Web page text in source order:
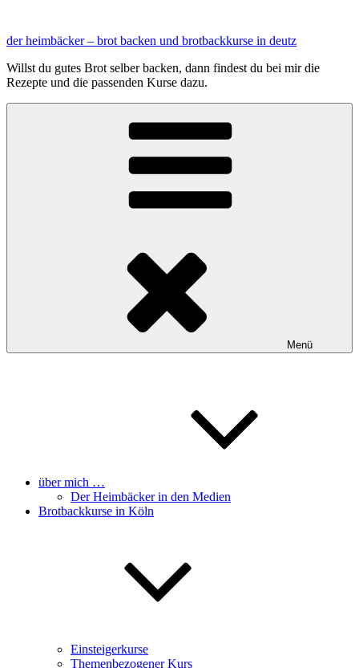
springen
der heimbäcker – brot backen und brotbackkurse in deutz
Willst du gutes Brot selber backen, dann findest du bei mir die
Rezepte und die passenden Kurse dazu.
Menü
über mich …
Der Heimbäcker in den Medien
Brotbackkurse in Köln
Einsteigerkurse
Themenbezogener Kurs